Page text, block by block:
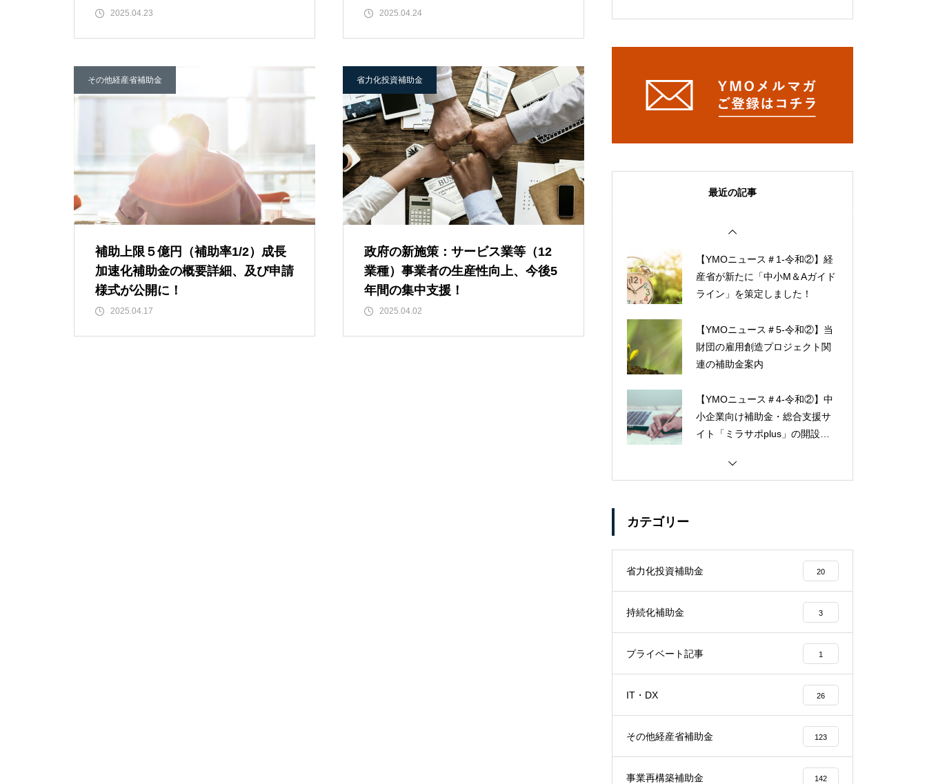
2025.04.23 2025.04.24
その他経産省補助金
補助上限５億円（補助率1/2）成長
加速化補助金の概要詳細、及び申請
様式が公開に！
2025.04.17
省力化投資補助金
政府の新施策：サービス業等（12
業種）事業者の生産性向上、今後5
年間の集中支援！
2025.04.02
最近の記事
【YMOニュース＃1-令和②】経
産省が新たに「中小M＆Aガイド
ライン」を策定しました！
【YMOニュース＃5-令和②】当
財団の雇用創造プロジェクト関
連の補助金案内
【YMOニュース＃4-令和②】中
小企業向け補助金・総合支援サ
イト「ミラサポplus」の開設に
カテゴリー
省力化投資補助金 20
持続化補助金 3
プライベート記事 1
IT・DX 26
その他経産省補助金 123
事業再構築補助金 142